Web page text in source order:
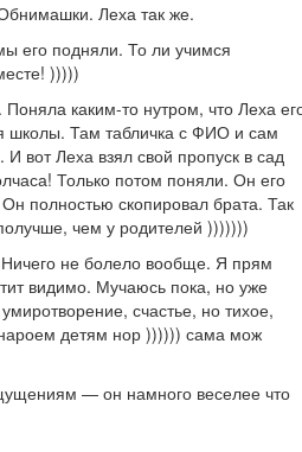
Леха так же.
его подняли. То ли учимся
)))))
каким-то нутром, что Леха
школы. Там табличка с ФИО и сам
И вот Леха взял свой пропуск в сад
Только потом поняли. Он его
полностью скопировал брата. Так
чем у родителей )))))))
не болело вообще. Я прям
видимо. Мучаюсь пока, но уже
счастье, но тихое,
детям нор )))))) сама мож
— он намного веселее что